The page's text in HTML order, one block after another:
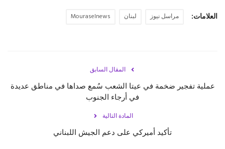
العلامات: مراسل نيوز لبنان Mouraselnews
المقال السابق
عملية تفجير ضخمة في عيتا الشعب سُمع صداها في مناطق عديدة
في أرجاء الجنوب
المادة التالية
تأكيد أميركي على دعم الجيش اللبناني